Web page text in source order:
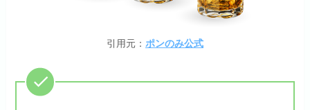
引用元： ポンのみ公式